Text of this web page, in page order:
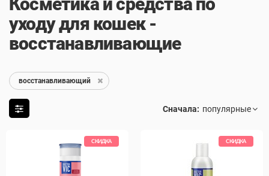
уходу для кошек -
восстанавливающие
восстанавливающий
Сначала:
СКИДКА СКИДКА